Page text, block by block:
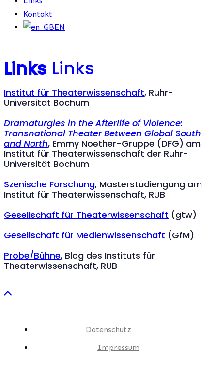
Kontakt
EN
Links Links
Institut für Theaterwissenschaft, Ruhr-
Universität Bochum
Dramaturgies in the Afterlife of Violence:
Transnational Theater Between Global South
and North, Emmy Noether-Gruppe (DFG) am
Institut für Theaterwissenschaft der Ruhr-
Universität Bochum
Szenische Forschung, Masterstudiengang am
Institut für Theaterwissenschaft, RUB
Gesellschaft für Theaterwissenschaft (gtw)
Gesellschaft für Medienwissenschaft (GfM)
Probe/Bühne, Blog des Instituts für
Theaterwissenschaft, RUB
Datenschutz
Impressum